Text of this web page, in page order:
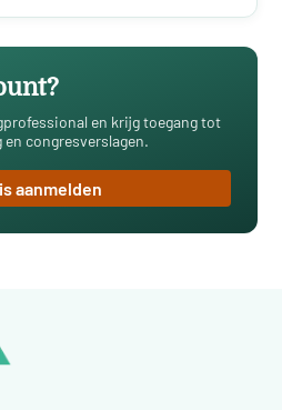
en krijg toegang tot
congresverslagen.
aanmelden